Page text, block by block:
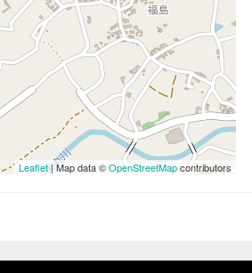
Leaflet| Map data ©OpenStreetMapcontributors